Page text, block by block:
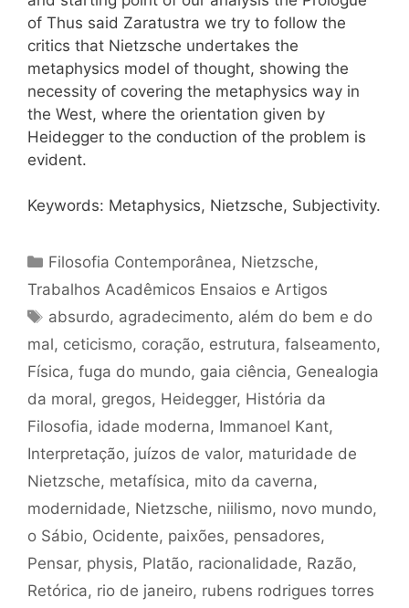
of Thus said Zaratustra we try to follow the
critics that Nietzsche undertakes the
metaphysics model of thought, showing the
necessity of covering the metaphysics way in
the West, where the orientation given by
Heidegger to the conduction of the problem is
evident.
Keywords: Metaphysics, Nietzsche, Subjectivity.
Categorias
Filosofia Contemporânea, Nietzsche,
Trabalhos Acadêmicos Ensaios e Artigos
Tags
absurdo, agradecimento, além do bem e do
mal, ceticismo, coração, estrutura, falseamento,
Física, fuga do mundo, gaia ciência, Genealogia
da moral, gregos, Heidegger, História da
Filosofia, idade moderna, Immanoel Kant,
Interpretação, juízos de valor, maturidade de
Nietzsche, metafísica, mito da caverna,
modernidade, Nietzsche, niilismo, novo mundo,
o Sábio, Ocidente, paixões, pensadores,
Pensar, physis, Platão, racionalidade, Razão,
Retórica, rio de janeiro, rubens rodrigues torres